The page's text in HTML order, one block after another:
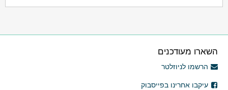
השארו מעודכנים
הרשמו לניוזלטר
עיקבו אחרינו בפייסבוק